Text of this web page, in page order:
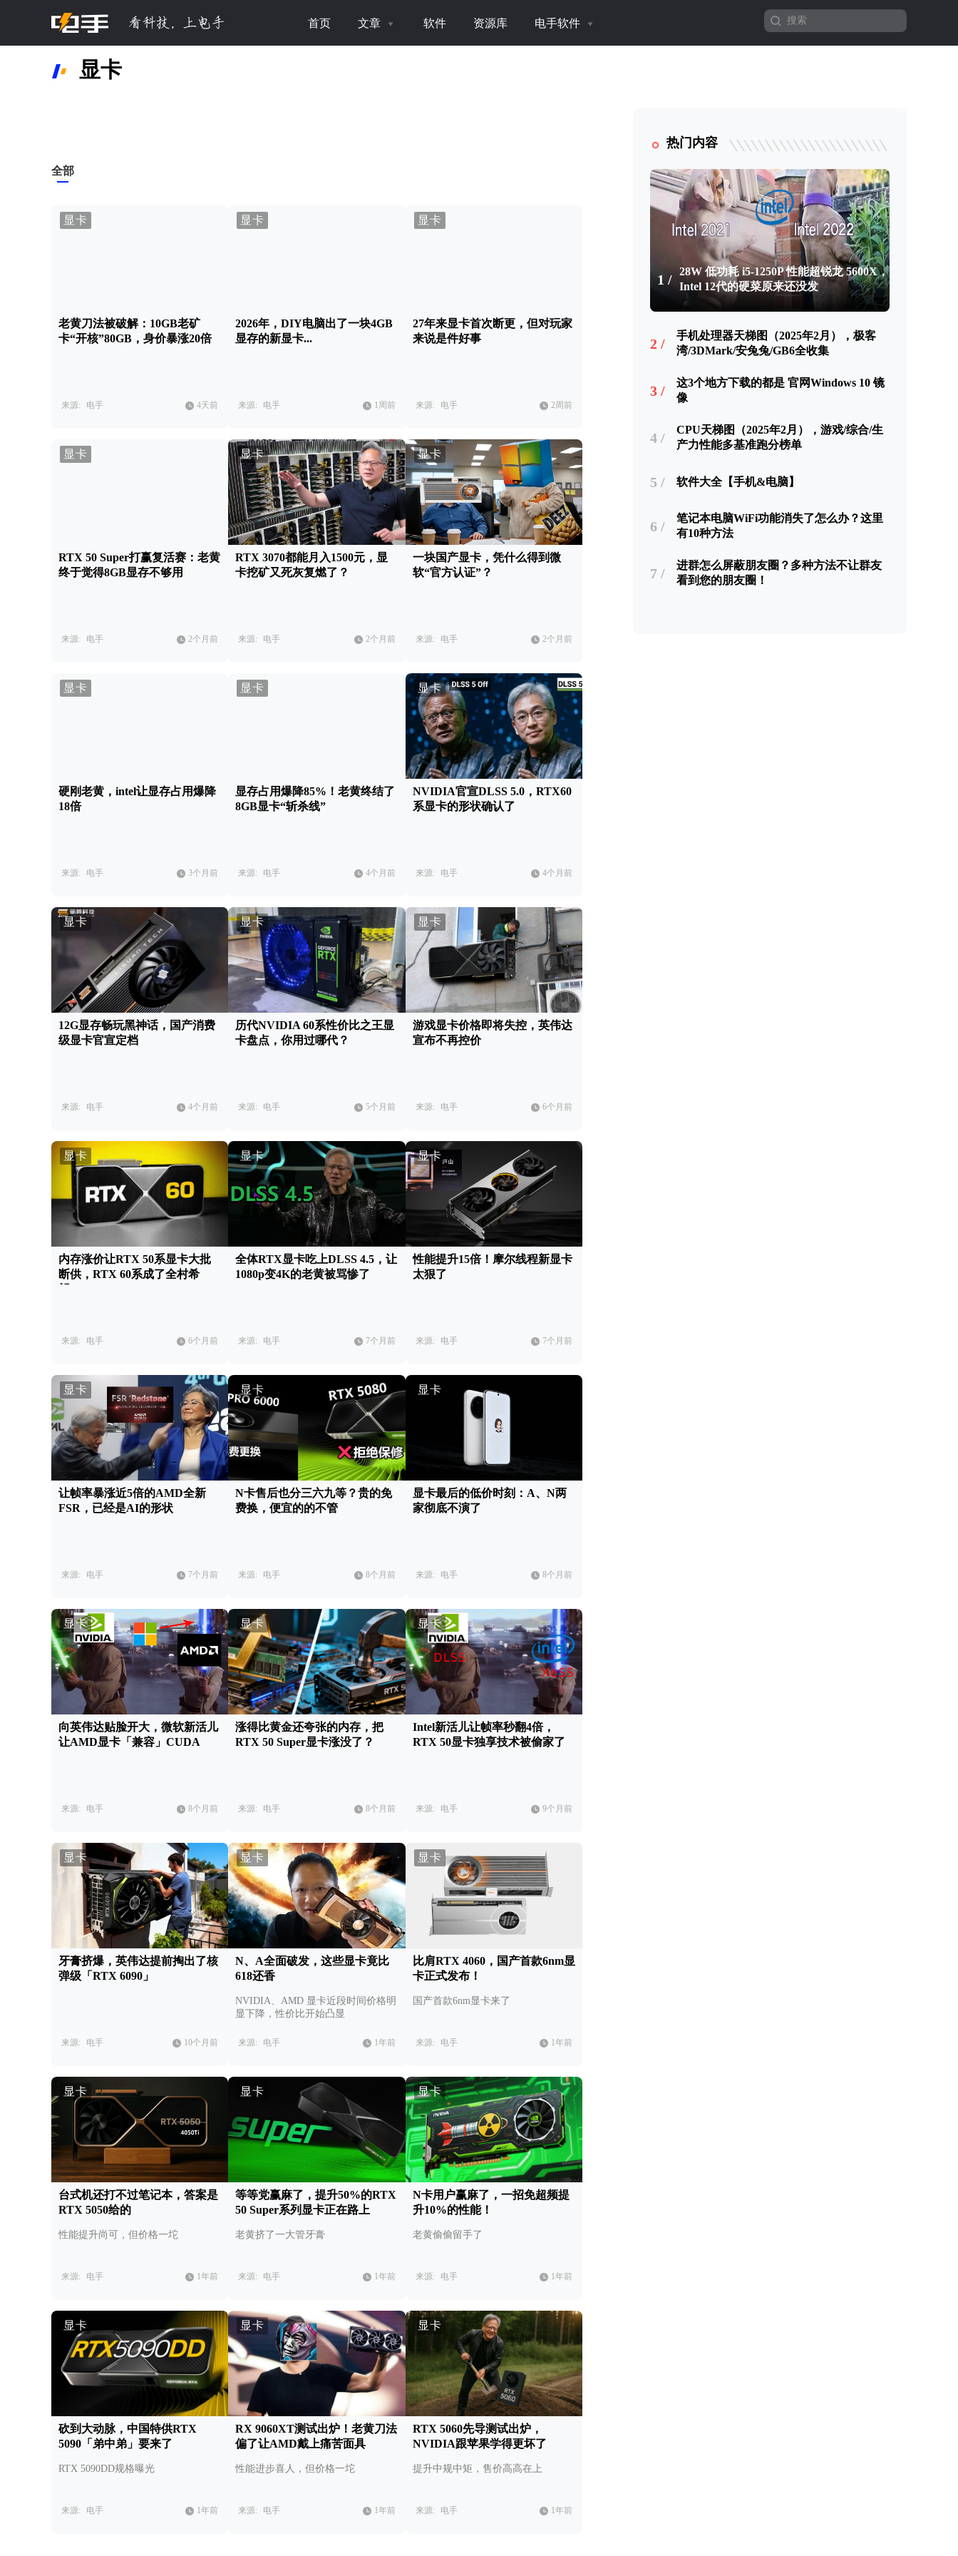
首页 文章 软件 资源库 电手软件
显卡
全部
显卡
老黄刀法被破解：10GB老矿
卡“开核”80GB，身价暴涨20倍
来源: 电手 4天前
显卡
2026年，DIY电脑出了一块4GB
显存的新显卡...
来源: 电手 1周前
显卡
27年来显卡首次断更，但对玩家
来说是件好事
来源: 电手 2周前
显卡
RTX 50 Super打赢复活赛：老黄
终于觉得8GB显存不够用
来源: 电手 2个月前
显卡
RTX 3070都能月入1500元，显
卡挖矿又死灰复燃了？
来源: 电手 2个月前
显卡
一块国产显卡，凭什么得到微
软“官方认证”？
来源: 电手 2个月前
显卡
硬刚老黄，intel让显存占用爆降
18倍
来源: 电手 3个月前
显卡
显存占用爆降85%！老黄终结了
8GB显卡“斩杀线”
来源: 电手 4个月前
显卡
NVIDIA官宣DLSS 5.0，RTX60
系显卡的形状确认了
来源: 电手 4个月前
显卡
12G显存畅玩黑神话，国产消费
级显卡官宣定档
来源: 电手 4个月前
显卡
历代NVIDIA 60系性价比之王显
卡盘点，你用过哪代？
来源: 电手 5个月前
显卡
游戏显卡价格即将失控，英伟达
宣布不再控价
来源: 电手 6个月前
显卡
内存涨价让RTX 50系显卡大批
断供，RTX 60系成了全村希
来源: 电手 6个月前
显卡
全体RTX显卡吃上DLSS 4.5，让
1080p变4K的老黄被骂惨了
来源: 电手 7个月前
显卡
性能提升15倍！摩尔线程新显卡
太狠了
来源: 电手 7个月前
显卡
让帧率暴涨近5倍的AMD全新
FSR，已经是AI的形状
来源: 电手 7个月前
显卡
N卡售后也分三六九等？贵的免
费换，便宜的的不管
来源: 电手 8个月前
显卡
显卡最后的低价时刻：A、N两
家彻底不演了
来源: 电手 8个月前
显卡
向英伟达贴脸开大，微软新活儿
让AMD显卡「兼容」CUDA
来源: 电手 8个月前
显卡
涨得比黄金还夸张的内存，把
RTX 50 Super显卡涨没了？
来源: 电手 8个月前
显卡
Intel新活儿让帧率秒翻4倍，
RTX 50显卡独享技术被偷家了
来源: 电手 9个月前
显卡
牙膏挤爆，英伟达提前掏出了核
弹级「RTX 6090」
来源: 电手 10个月前
显卡
N、A全面破发，这些显卡竟比
618还香
NVIDIA、AMD 显卡近段时间价格明
显下降，性价比开始凸显
来源: 电手 1年前
显卡
比肩RTX 4060，国产首款6nm显
卡正式发布！
国产首款6nm显卡来了
来源: 电手 1年前
显卡
台式机还打不过笔记本，答案是
RTX 5050给的
性能提升尚可，但价格一坨
来源: 电手 1年前
显卡
等等党赢麻了，提升50%的RTX
50 Super系列显卡正在路上
老黄挤了一大管牙膏
来源: 电手 1年前
显卡
N卡用户赢麻了，一招免超频提
升10%的性能！
老黄偷偷留手了
来源: 电手 1年前
显卡
砍到大动脉，中国特供RTX
5090「弟中弟」要来了
RTX 5090DD规格曝光
来源: 电手 1年前
显卡
RX 9060XT测试出炉！老黄刀法
偏了让AMD戴上痛苦面具
性能进步喜人，但价格一坨
来源: 电手 1年前
显卡
RTX 5060先导测试出炉，
NVIDIA跟苹果学得更坏了
提升中规中矩，售价高高在上
来源: 电手 1年前
热门内容
1 /
28W 低功耗 i5-1250P 性能超锐龙 5600X，
Intel 12代的硬菜原来还没发
2 /
手机处理器天梯图（2025年2月），极客
湾/3DMark/安兔兔/GB6全收集
3 /
这3个地方下载的都是 官网Windows 10 镜
像
4 /
CPU天梯图（2025年2月），游戏/综合/生
产力性能多基准跑分榜单
5 / 软件大全【手机&电脑】
6 /
笔记本电脑WiFi功能消失了怎么办？这里
有10种方法
7 /
进群怎么屏蔽朋友圈？多种方法不让群友
看到您的朋友圈！